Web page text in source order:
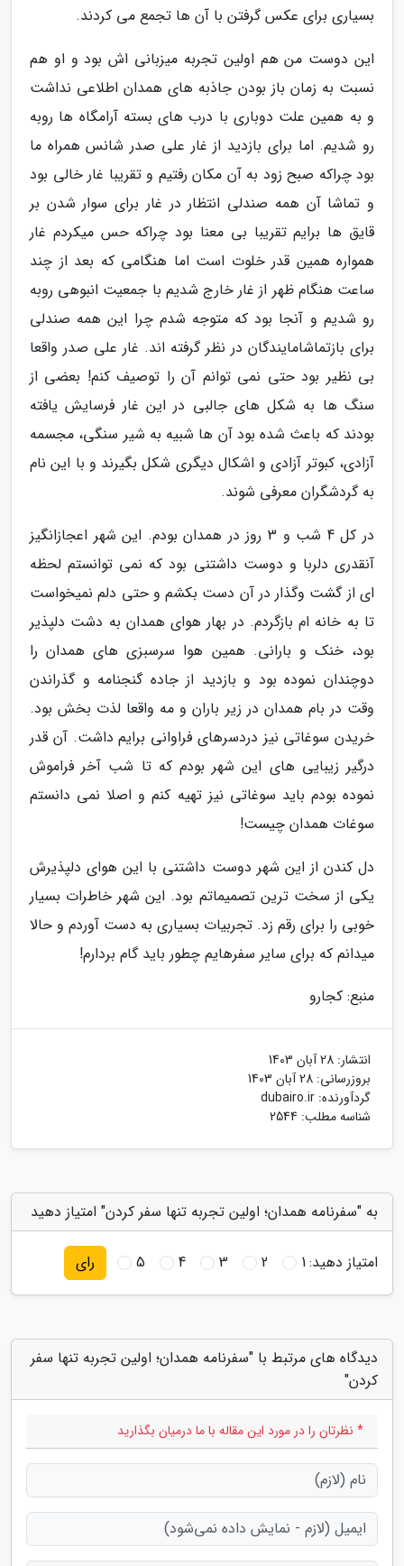
بسیاری برای عکس گرفتن با آن ها تجمع می کردند.
این دوست من هم اولین تجربه میزبانی اش بود و او هم
نسبت به زمان باز بودن جاذبه های همدان اطلاعی نداشت
و به همین علت دوباری با درب های بسته آرامگاه ها روبه
رو شدیم. اما برای بازدید از غار علی صدر شانس همراه ما
بود چراکه صبح زود به آن مکان رفتیم و تقریبا غار خالی بود
و تماشا آن همه صندلی انتظار در غار برای سوار شدن بر
قایق ها برایم تقریبا بی معنا بود چراکه حس میکردم غار
همواره همین قدر خلوت است اما هنگامی که بعد از چند
ساعت هنگام ظهر از غار خارج شدیم با جمعیت انبوهی روبه
رو شدیم و آنجا بود که متوجه شدم چرا این همه صندلی
برای بازتماشامایندگان در نظر گرفته اند. غار علی صدر واقعا
بی نظیر بود حتی نمی توانم آن را توصیف کنم! بعضی از
سنگ ها به شکل های جالبی در این غار فرسایش یافته
بودند که باعث شده بود آن ها شبیه به شیر سنگی، مجسمه
آزادی، کبوتر آزادی و اشکال دیگری شکل بگیرند و با این نام
به گردشگران معرفی شوند.
در کل 4 شب و 3 روز در همدان بودم. این شهر اعجازانگیز
آنقدری دلربا و دوست داشتنی بود که نمی توانستم لحظه
ای از گشت وگذار در آن دست بکشم و حتی دلم نمیخواست
تا به خانه ام بازگردم. در بهار هوای همدان به دشت دلپذیر
بود، خنک و بارانی. همین هوا سرسبزی های همدان را
دوچندان نموده بود و بازدید از جاده گنجنامه و گذراندن
وقت در بام همدان در زیر باران و مه واقعا لذت بخش بود.
خریدن سوغاتی نیز دردسرهای فراوانی برایم داشت. آن قدر
درگیر زیبایی های این شهر بودم که تا شب آخر فراموش
نموده بودم باید سوغاتی نیز تهیه کنم و اصلا نمی دانستم
سوغات همدان چیست!
دل کندن از این شهر دوست داشتنی با این هوای دلپذیرش
یکی از سخت ترین تصمیماتم بود. این شهر خاطرات بسیار
خوبی را برای رقم زد. تجربیات بسیاری به دست آوردم و حالا
میدانم که برای سایر سفرهایم چطور باید گام بردارم!
منبع: کجارو
انتشار: 28 آبان 1403
بروزرسانی: 28 آبان 1403
گردآورنده: dubairo.ir
شناسه مطلب: 2544
به "سفرنامه همدان؛ اولین تجربه تنها سفر کردن" امتیاز دهید
امتیاز دهید:1
2
3
4
5 رای
دیدگاه های مرتبط با "سفرنامه همدان؛ اولین تجربه تنها سفر
کردن"
* نظرتان را در مورد این مقاله با ما درمیان بگذارید